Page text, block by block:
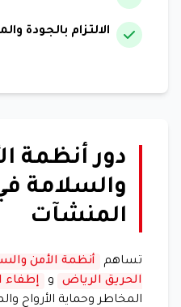
الالتزام بالجودة
دور أنظمة
والسلامة
المنشآت
تساهم أنظمة الأمن
الحريق الرياض
و إطفاء
المخاطر وحماية الأرواح